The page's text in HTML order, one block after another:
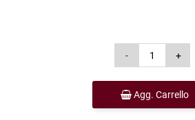
Agg. Carrello